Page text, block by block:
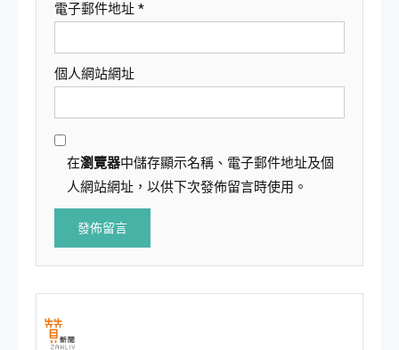
電子郵件地址 *
個人網站網址
在瀏覽器中儲存顯示名稱、電子郵件地址及個
人網站網址，以供下次發佈留言時使用。